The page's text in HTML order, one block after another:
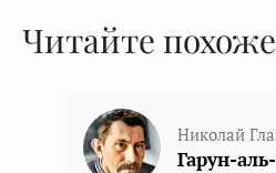
Читайте
Николай
Гарун-